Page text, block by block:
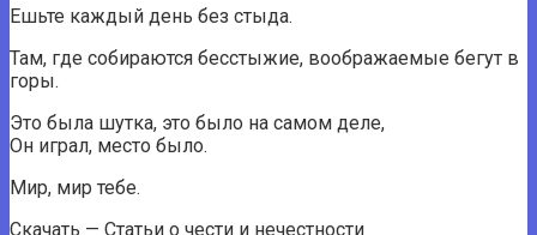
Ешьте каждый день без стыда.
Там, где собираются бесстыжие, воображаемые бегут в
горы.
Это была шутка, это было на самом деле,
Он играл, место было.
Мир, мир тебе.
Скачать — Статьи о чести и нечестности